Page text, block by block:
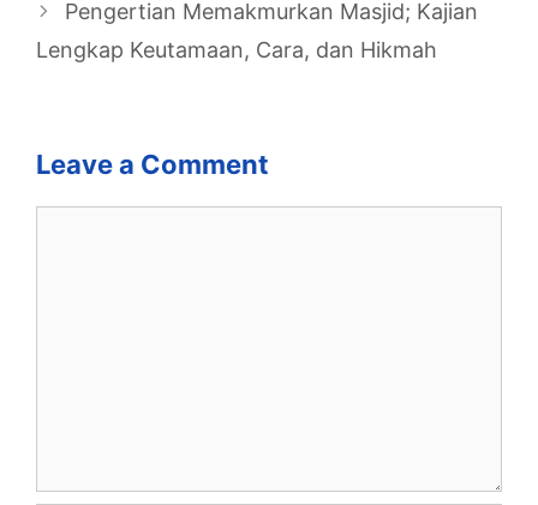
Pengertian Memakmurkan Masjid; Kajian
Lengkap Keutamaan, Cara, dan Hikmah
Leave a Comment